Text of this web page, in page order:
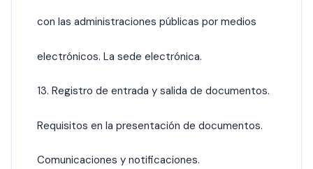
con las administraciones públicas por medios
electrónicos. La sede electrónica.
13. Registro de entrada y salida de documentos.
Requisitos en la presentación de documentos.
Comunicaciones y notificaciones.